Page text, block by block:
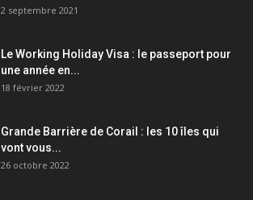
2 septembre 2021
Le Working Holiday Visa : le passeport pour
une année en...
18 février 2022
Grande Barrière de Corail : les 10 îles qui
vont vous...
26 octobre 2022